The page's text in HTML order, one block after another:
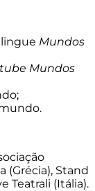
Mundos
Mundos
(Grécia), Stand
Teatrali (Itália).